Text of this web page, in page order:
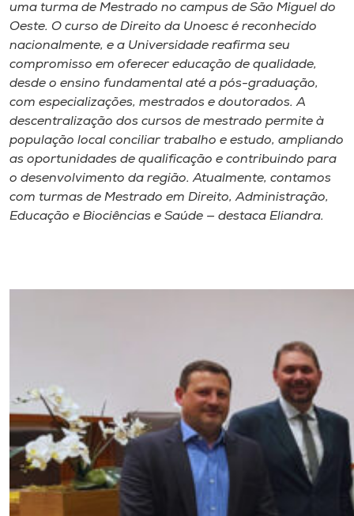
uma turma de Mestrado no campus de São Miguel do
Oeste. O curso de Direito da Unoesc é reconhecido
nacionalmente, e a Universidade reafirma seu
compromisso em oferecer educação de qualidade,
desde o ensino fundamental até a pós-graduação,
com especializações, mestrados e doutorados. A
descentralização dos cursos de mestrado permite à
população local conciliar trabalho e estudo, ampliando
as oportunidades de qualificação e contribuindo para
o desenvolvimento da região. Atualmente, contamos
com turmas de Mestrado em Direito, Administração,
Educação e Biociências e Saúde — destaca Eliandra.